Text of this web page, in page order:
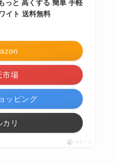
っと 高くする 簡単 手軽
イト 送料無料
市場
ッピング
カリ
ポチップ